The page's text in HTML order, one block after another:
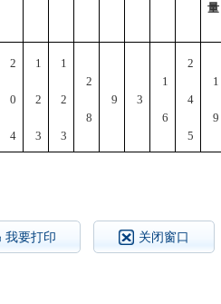
量
2
0
4
1
2
3
1
2
3
2
8
9 3
1
6
2
4
5
1
9
我要打印 关闭窗口